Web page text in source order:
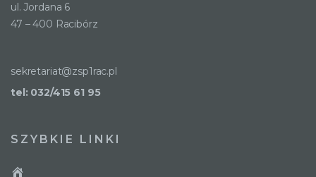
ul. Jordana 6
47 – 400 Racibórz
sekretariat@zsp1rac.pl
tel: 032/415 61 95
SZYBKIE LINKI